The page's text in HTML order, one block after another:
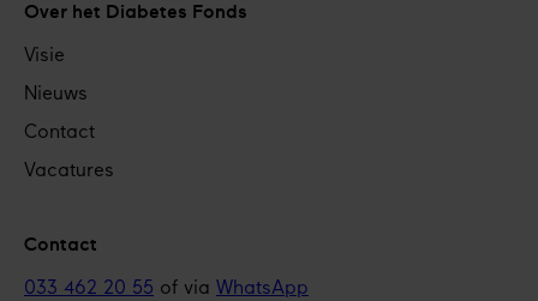
Over het Diabetes Fonds
Visie
Nieuws
Contact
Vacatures
Contact
033 462 20 55 of via WhatsApp